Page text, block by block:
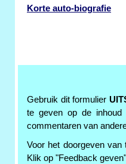
Korte auto-biografie
Gebruik dit formulier
te geven op de
commentaren van
Voor het doorgeven van
Klik op "Feedback